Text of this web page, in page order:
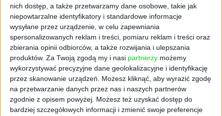
nich dostęp, a także przetwarzamy dane osobowe, takie jak
niepowtarzalne identyfikatory i standardowe informacje
wysyłane przez urządzenie, w celu zapewniania
spersonalizowanych reklam i treści, pomiaru reklam i treści oraz
zbierania opinii odbiorców, a także rozwijania i ulepszania
produktów. Za Twoją zgodą my i nasi partnerzy możemy
wykorzystywać precyzyjne dane geolokalizacyjne i identyfikację
przez skanowanie urządzeń. Możesz kliknąć, aby wyrazić zgodę
na przetwarzanie danych przez nas i naszych partnerów
zgodnie z opisem powyżej. Możesz też uzyskać dostęp do
bardziej szczegółowych informacji i zmienić swoje preferencje
Jak tłumaczą przedstawiciele spółki,
najnowsze rozwiązanie od SIGNIUS zastępuje
karty i czytniki kart sprzętowym modułem
bezpieczeństwa (HSM), który może być
obsługiwany we własnym centrum danych
firmy i jest certyfikowany jako kwalifikowane
urządzenie do tworzenia pieczęci (QSCD)
zgodnie z rozporządzeniem Unii Europejskiej
eIDAS. Technologia firmy SIGNIUS daje